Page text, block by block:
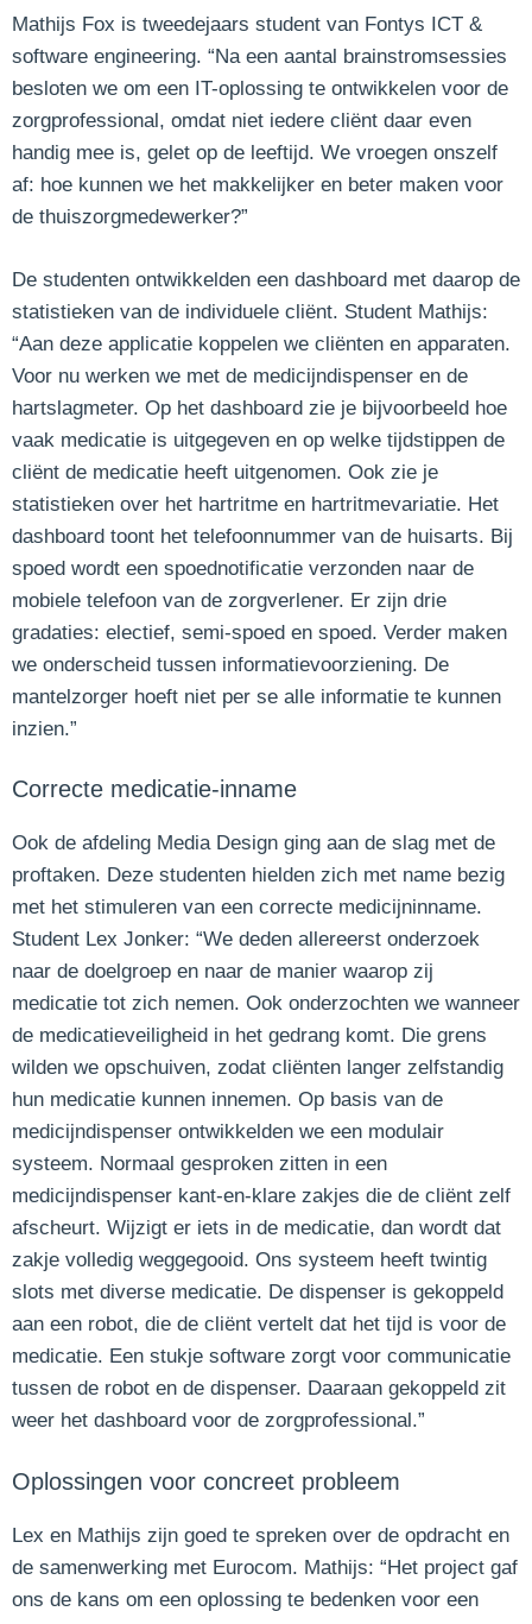
Mathijs Fox is tweedejaars student van Fontys ICT &
software engineering. “Na een aantal brainstromsessies
besloten we om een IT-oplossing te ontwikkelen voor de
zorgprofessional, omdat niet iedere cliënt daar even
handig mee is, gelet op de leeftijd. We vroegen onszelf
af: hoe kunnen we het makkelijker en beter maken voor
de thuiszorgmedewerker?”
De studenten ontwikkelden een dashboard met daarop de
statistieken van de individuele cliënt. Student Mathijs:
“Aan deze applicatie koppelen we cliënten en apparaten.
Voor nu werken we met de medicijndispenser en de
hartslagmeter. Op het dashboard zie je bijvoorbeeld hoe
vaak medicatie is uitgegeven en op welke tijdstippen de
cliënt de medicatie heeft uitgenomen. Ook zie je
statistieken over het hartritme en hartritmevariatie. Het
dashboard toont het telefoonnummer van de huisarts. Bij
spoed wordt een spoednotificatie verzonden naar de
mobiele telefoon van de zorgverlener. Er zijn drie
gradaties: electief, semi-spoed en spoed. Verder maken
we onderscheid tussen informatievoorziening. De
mantelzorger hoeft niet per se alle informatie te kunnen
inzien.”
Correcte medicatie-inname
Ook de afdeling Media Design ging aan de slag met de
proftaken. Deze studenten hielden zich met name bezig
met het stimuleren van een correcte medicijninname.
Student Lex Jonker: “We deden allereerst onderzoek
naar de doelgroep en naar de manier waarop zij
medicatie tot zich nemen. Ook onderzochten we wanneer
de medicatieveiligheid in het gedrang komt. Die grens
wilden we opschuiven, zodat cliënten langer zelfstandig
hun medicatie kunnen innemen. Op basis van de
medicijndispenser ontwikkelden we een modulair
systeem. Normaal gesproken zitten in een
medicijndispenser kant-en-klare zakjes die de cliënt zelf
afscheurt. Wijzigt er iets in de medicatie, dan wordt dat
zakje volledig weggegooid. Ons systeem heeft twintig
slots met diverse medicatie. De dispenser is gekoppeld
aan een robot, die de cliënt vertelt dat het tijd is voor de
medicatie. Een stukje software zorgt voor communicatie
tussen de robot en de dispenser. Daaraan gekoppeld zit
weer het dashboard voor de zorgprofessional.”
Oplossingen voor concreet probleem
Lex en Mathijs zijn goed te spreken over de opdracht en
de samenwerking met Eurocom. Mathijs: “Het project gaf
ons de kans om een oplossing te bedenken voor een